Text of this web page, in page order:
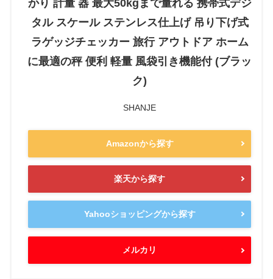
かり 計量 器 最大50kgまで量れる 携帯式デジ
タル スケール ステンレス仕上げ 吊り下げ式
ラゲッジチェッカー 旅行 アウトドア ホーム
に最適の秤 便利 軽量 風袋引き機能付 (ブラッ
ク)
SHANJE
Amazonから探す
楽天から探す
Yahooショッピングから探す
メルカリ